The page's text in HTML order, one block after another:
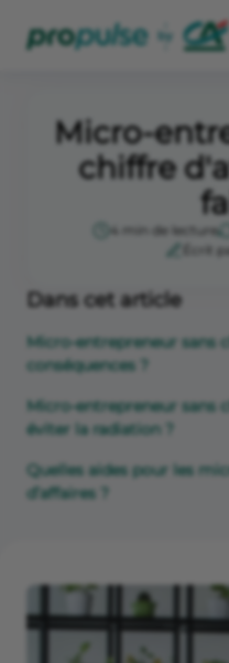
Micro-
chiffre
4 min de lecture
Écrit
Dans cet article
Micro-entrepreneur sans
conséquences ?
Micro-entrepreneur sans
éviter la radiation ?
Quelles aides pour les
d’affaires ?